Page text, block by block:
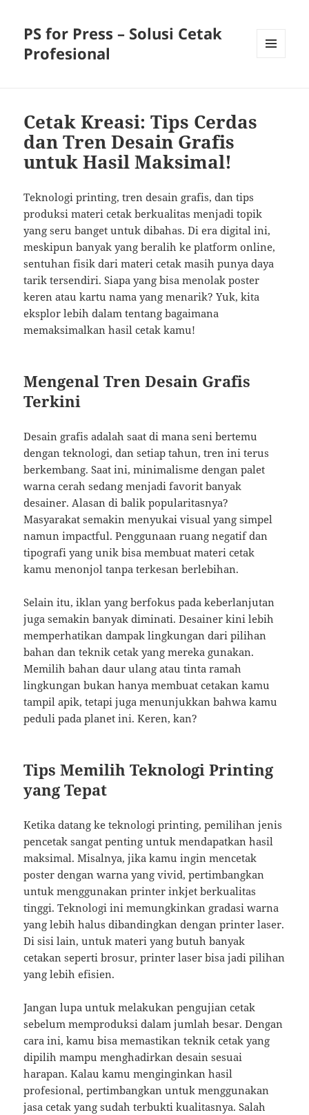
PS for Press – Solusi Cetak
Profesional
Cetak Kreasi: Tips Cerdas
dan Tren Desain Grafis
untuk Hasil Maksimal!
Teknologi printing, tren desain grafis, dan tips
produksi materi cetak berkualitas menjadi topik
yang seru banget untuk dibahas. Di era digital ini,
meskipun banyak yang beralih ke platform online,
sentuhan fisik dari materi cetak masih punya daya
tarik tersendiri. Siapa yang bisa menolak poster
keren atau kartu nama yang menarik? Yuk, kita
eksplor lebih dalam tentang bagaimana
memaksimalkan hasil cetak kamu!
Mengenal Tren Desain Grafis
Terkini
Desain grafis adalah saat di mana seni bertemu
dengan teknologi, dan setiap tahun, tren ini terus
berkembang. Saat ini, minimalisme dengan palet
warna cerah sedang menjadi favorit banyak
desainer. Alasan di balik popularitasnya?
Masyarakat semakin menyukai visual yang simpel
namun impactful. Penggunaan ruang negatif dan
tipografi yang unik bisa membuat materi cetak
kamu menonjol tanpa terkesan berlebihan.
Selain itu, iklan yang berfokus pada keberlanjutan
juga semakin banyak diminati. Desainer kini lebih
memperhatikan dampak lingkungan dari pilihan
bahan dan teknik cetak yang mereka gunakan.
Memilih bahan daur ulang atau tinta ramah
lingkungan bukan hanya membuat cetakan kamu
tampil apik, tetapi juga menunjukkan bahwa kamu
peduli pada planet ini. Keren, kan?
Tips Memilih Teknologi Printing
yang Tepat
Ketika datang ke teknologi printing, pemilihan jenis
pencetak sangat penting untuk mendapatkan hasil
maksimal. Misalnya, jika kamu ingin mencetak
poster dengan warna yang vivid, pertimbangkan
untuk menggunakan printer inkjet berkualitas
tinggi. Teknologi ini memungkinkan gradasi warna
yang lebih halus dibandingkan dengan printer laser.
Di sisi lain, untuk materi yang butuh banyak
cetakan seperti brosur, printer laser bisa jadi pilihan
yang lebih efisien.
Jangan lupa untuk melakukan pengujian cetak
sebelum memproduksi dalam jumlah besar. Dengan
cara ini, kamu bisa memastikan teknik cetak yang
dipilih mampu menghadirkan desain sesuai
harapan. Kalau kamu menginginkan hasil
profesional, pertimbangkan untuk menggunakan
jasa cetak yang sudah terbukti kualitasnya. Salah